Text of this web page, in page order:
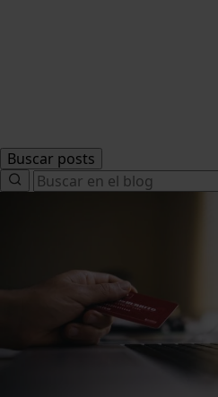
Buscar posts
Search
for: